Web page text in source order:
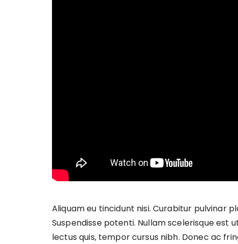
Aliquam eu tincidunt nisi. Curabitur pulvinar
Suspendisse potenti. Nullam scelerisque est
lectus quis, tempor cursus nibh. Donec ac